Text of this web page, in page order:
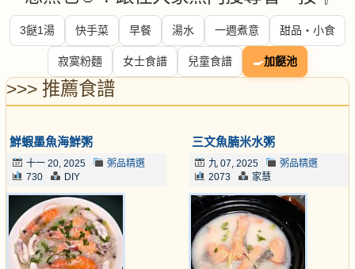
3餸1湯 快手菜 早餐 湯水 一週煮意 甜品・小食
寂寞粉麵 女士食譜 兒童食譜 🍳加餸池
>>> 推薦食譜
鮮蝦墨魚海鮮粥
十一 20, 2025
粥品精選
730
DIY
三文魚腩米水粥
九 07, 2025
粥品精選
2073
家慧